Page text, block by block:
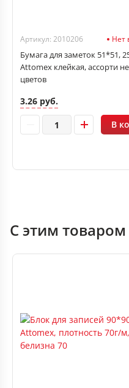
Артикул: 2010206 Нет
Бумага для заметок 51*51,
Attomex клейкая, ассорти
цветов
3.26 руб.
В
С этим